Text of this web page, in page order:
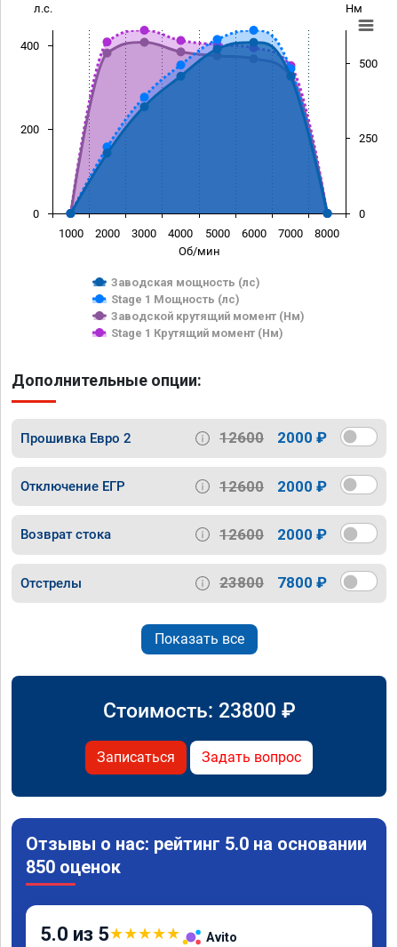
Об/мин
л.с. Нм
Заводская мощность (лс)
Stage 1 Мощность (лс)
Заводской крутящий момент (Нм)
Stage 1 Крутящий момент (Нм)
1000 2000 3000 4000 5000 6000 7000 8000
0
200
400
0
250
500
Дополнительные опции:
Прошивка Евро 2 12600 2000 ₽
Отключение ЕГР 12600 2000 ₽
Возврат стока 12600 2000 ₽
Отстрелы 23800 7800 ₽
Показать все
Стоимость: 23800 ₽
Записаться Задать вопрос
Отзывы о нас: рейтинг 5.0 на основании
850 оценок
5.0 из 5★★★★★ Avito